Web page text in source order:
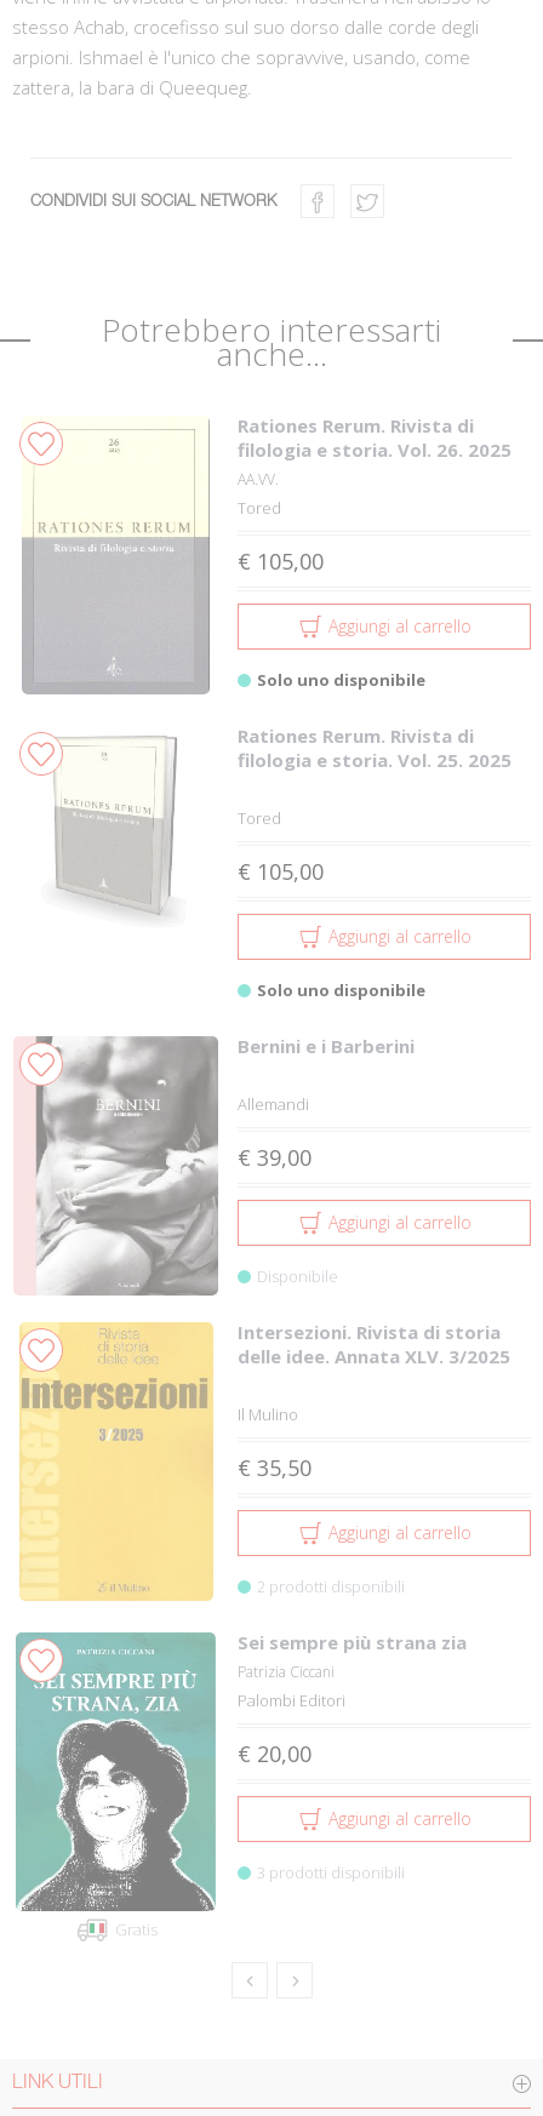
stesso Achab, crocefisso sul suo dorso dalle corde degli
arpioni. Ishmael è l'unico che sopravvive, usando, come
zattera, la bara di Queequeg.
CONDIVIDI SUI SOCIAL NETWORK
Potrebbero interessarti
anche...
Rationes Rerum. Rivista di
filologia e storia. Vol. 26. 2025
AA.VV.
Tored
€ 105,00
Aggiungi al carrello
Solo uno disponibile
Rationes Rerum. Rivista di
filologia e storia. Vol. 25. 2025
Tored
€ 105,00
Aggiungi al carrello
Solo uno disponibile
Bernini e i Barberini
Allemandi
€ 39,00
Aggiungi al carrello
Disponibile
Intersezioni. Rivista di storia
delle idee. Annata XLV. 3/2025
Il Mulino
€ 35,50
Aggiungi al carrello
2 prodotti disponibili
Gratis
Sei sempre più strana zia
Patrizia Ciccani
Palombi Editori
€ 20,00
Aggiungi al carrello
3 prodotti disponibili
LINK UTILI